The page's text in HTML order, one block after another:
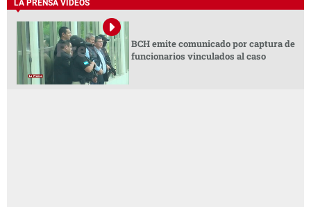
LA PRENSA VIDEOS
BCH emite comunicado por captura de
funcionarios vinculados al caso